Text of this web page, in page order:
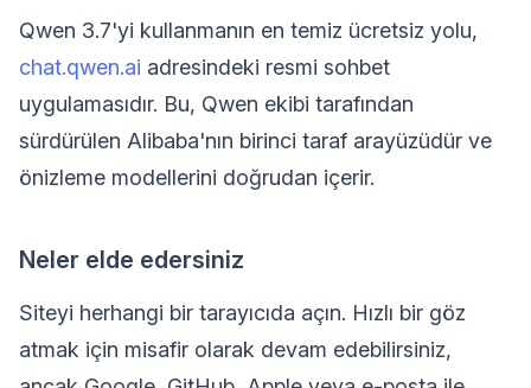
Qwen 3.7'yi kullanmanın en temiz ücretsiz yolu,
chat.qwen.ai adresindeki resmi sohbet
uygulamasıdır. Bu, Qwen ekibi tarafından
sürdürülen Alibaba'nın birinci taraf arayüzüdür ve
önizleme modellerini doğrudan içerir.
Neler elde edersiniz
Siteyi herhangi bir tarayıcıda açın. Hızlı bir göz
atmak için misafir olarak devam edebilirsiniz,